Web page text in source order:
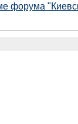
форума